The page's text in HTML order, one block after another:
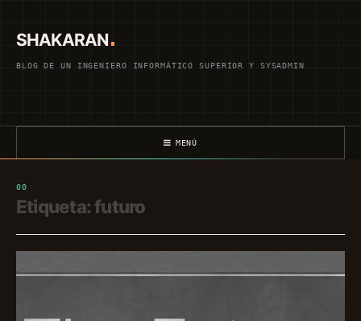
contenido
SHAKARAN
BLOG DE UN INGENIERO INFORMÁTICO SUPERIOR Y SYSADMIN
MENÚ
Etiqueta:futuro